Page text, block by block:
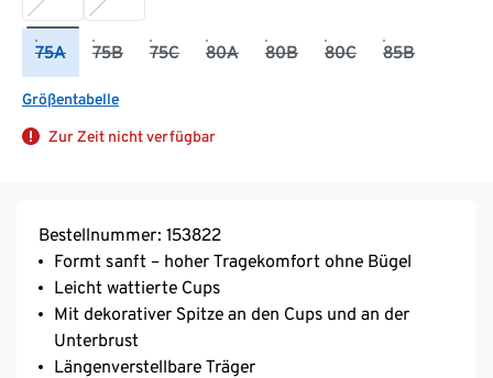
75A 75B 75C 80A 80B 80C 85B
Größentabelle
Zur Zeit nicht verfügbar
Bestellnummer: 153822
Formt sanft – hoher Tragekomfort ohne Bügel
Leicht wattierte Cups
Mit dekorativer Spitze an den Cups und an der
Unterbrust
Längenverstellbare Träger